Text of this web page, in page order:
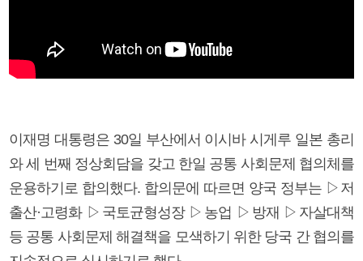
이재명 대통령은 30일 부산에서 이시바 시게루 일본 총리
와 세 번째 정상회담을 갖고 한일 공통 사회문제 협의체를
운용하기로 합의했다. 합의문에 따르면 양국 정부는 ▷저
출산·고령화 ▷국토균형성장 ▷농업 ▷방재 ▷자살대책
등 공통 사회문제 해결책을 모색하기 위한 당국 간 협의를